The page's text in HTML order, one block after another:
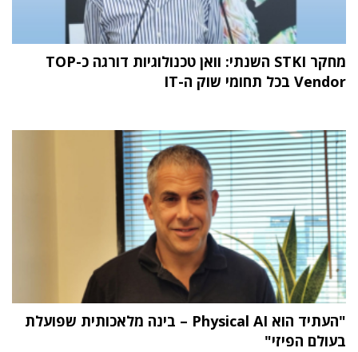
מחקר STKI השנתי: וואן טכנולוגיות דורגה כ-TOP
Vendor בכל תחומי שוק ה-IT
"העתיד הוא Physical AI – בינה מלאכותית שפועלת
בעולם הפיזי"